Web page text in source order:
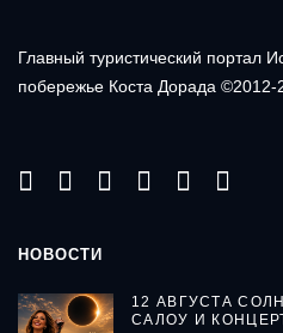
Главный туристический портал
побережье Коста Дорада ©2012-
НОВОСТИ
12 АВГУСТА
САЛОУ И